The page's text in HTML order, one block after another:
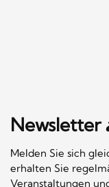
Newsletter
Melden Sie sich
erhalten Sie
Veranstaltungen